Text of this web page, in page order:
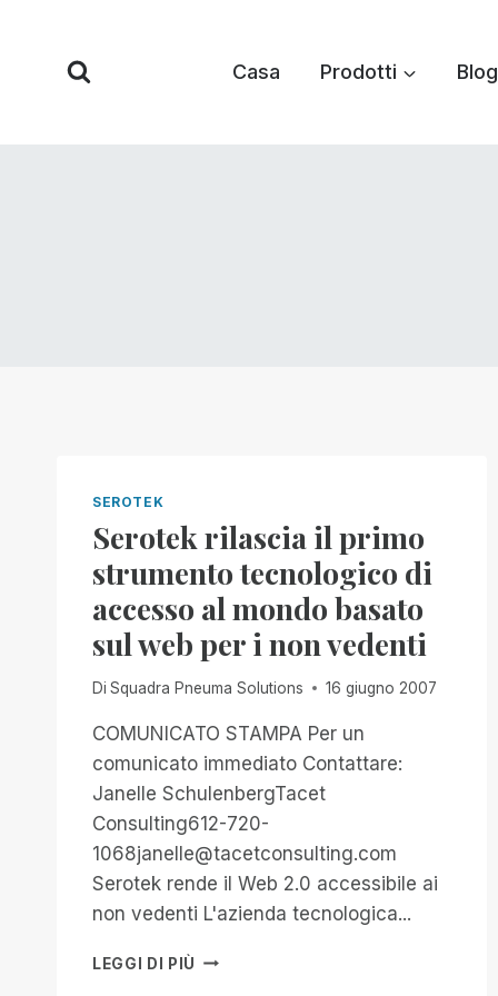
contenuto
Casa Prodotti Blog
SEROTEK
Serotek rilascia il primo
strumento tecnologico di
accesso al mondo basato
sul web per i non vedenti
Di Squadra Pneuma Solutions 16 giugno 2007
COMUNICATO STAMPA Per un
comunicato immediato Contattare:
Janelle SchulenbergTacet
Consulting612-720-
1068janelle@tacetconsulting.com
Serotek rende il Web 2.0 accessibile ai
non vedenti L'azienda tecnologica...
LEGGI DI PIÙ SEROTEK